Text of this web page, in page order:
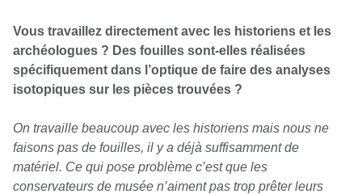
Vous travaillez directement avec les historiens et les
archéologues ? Des fouilles sont-elles réalisées
spécifiquement dans l’optique de faire des analyses
isotopiques sur les pièces trouvées ?
On travaille beaucoup avec les historiens mais nous ne
faisons pas de fouilles, il y a déjà suffisamment de
matériel. Ce qui pose problème c’est que les
conservateurs de musée n’aiment pas trop prêter leurs